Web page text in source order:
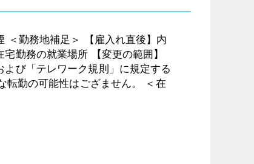
＜勤務地補足＞ 【雇入れ直後】内
の就業場所 【変更の範囲】
テレワーク規則」に規定する
転勤の可能性はござません。 ＜在